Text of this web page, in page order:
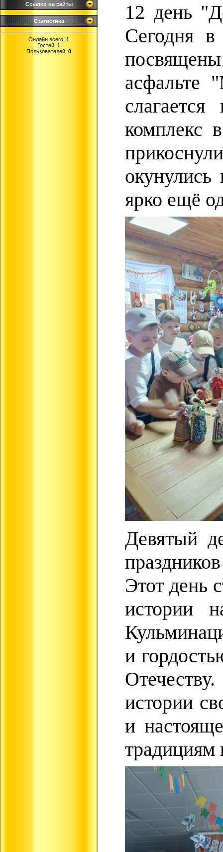
Ссылки на сайты
Статистика
Онлайн всего: 1
Гостей: 1
Пользователей: 0
12 день
Сегодня
посвящены
асфальте
комплекс
ярко ещё
Девятый
Этот день
истории
и
истории
и
традициям